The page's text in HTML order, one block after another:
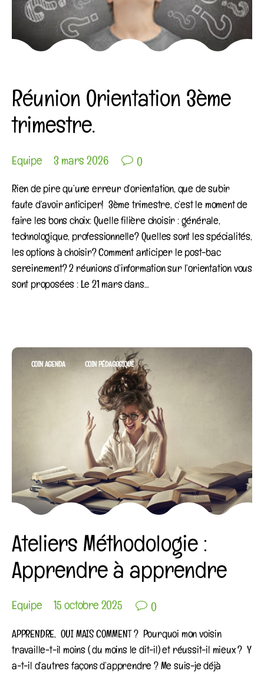
Réunion Orientation 3ème
trimestre.
Equipe 3 mars 2026  0
Rien de pire qu’une erreur d’orientation, que de subir
faute d’avoir anticiper! 3ème trimestre, c’est le moment de
faire les bons choix: Quelle filière choisir : générale,
technologique, professionnelle? Quelles sont les spécialités,
les options à choisir? Comment anticiper le post-bac
sereinement? 2 réunions d’information sur l’orientation vous
sont proposées : Le 21 mars dans…
Category
COIN AGENDA COIN PÉDAGOGIQUE
Ateliers Méthodologie :
Apprendre à apprendre
Equipe 15 octobre 2025  0
APPRENDRE, OUI MAIS COMMENT ? Pourquoi mon voisin
travaille-t-il moins ( du moins le dit-il) et réussit-il mieux ? Y
a-t-il d’autres façons d’apprendre ? Me suis-je déjà